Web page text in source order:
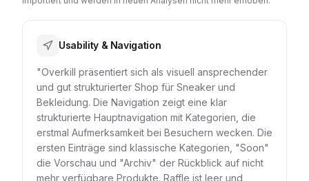
Usability & Navigation
"Overkill präsentiert sich als visuell ansprechender
und gut strukturierter Shop für Sneaker und
Bekleidung. Die Navigation zeigt eine klar
strukturierte Hauptnavigation mit Kategorien, die
erstmal Aufmerksamkeit bei Besuchern wecken. Die
ersten Einträge sind klassische Kategorien, "Soon"
die Vorschau und "Archiv" der Rückblick auf nicht
mehr verfügbare Produkte. Raffle ist leer und